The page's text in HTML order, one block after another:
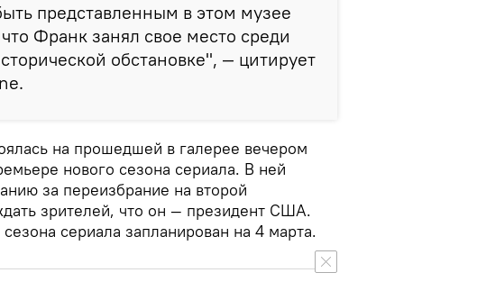
представленным в этом музее
Франк занял свое место среди
обстановке", — цитирует
на прошедшей в галерее вечером
нового сезона сериала. В ней
за переизбрание на второй
зрителей, что он — президент США.
сериала запланирован на 4 марта.